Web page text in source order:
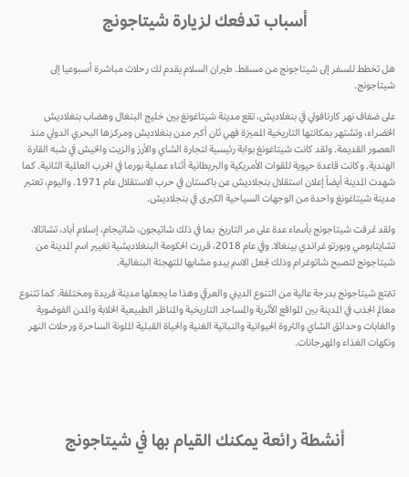
أسباب تدفعك لزيارة شيتاجونج
تخطط للسفر إلى شيتاجونج من مسقط. طيران السلام يقدم لك رحلات مباشرة أسبوعيا إلى
ضفاف نهر كارنافولي في بنغلاديش، تقع مدينة شيتاغونغ بين خليج البنغال وهضاب بنغلاديش
وتشتهر بمكانتها التاريخية المميزة فهي ثان أكبر مدن بنغلاديش ومركزها البحري الدولي منذ
القديمة. ولقد كانت شيتاغونغ بوابة رئيسية لتجارة الشاي والأرز والزيت والخيش في شبه القارة
وكانت قاعدة حيوية للقوات الأمريكية والبريطانية أثناء عملية بورما في الحرب العالمية الثانية. كما
شهدت المدينة أيضاً إعلان استقلال بنجلاديش عن باكستان في حرب الاستقلال عام 1971. واليوم، تعتبر
شيتاغونغ واحدة من الوجهات السياحية الكبرى في بنجلاديش.
عُرفت شيتاجونج بأسماء عدة على مر التاريخ بما في ذلك شاتيجون، شاتيجام، إسلام آباد، تشاتالا،
تشايتابومي وبورتو غراندي بينغالا. وفي عام 2018، قررت الحكومة البنغلاديشية تغيير اسم المدينة من
لتصبح شاتوغرام وذلك لجعل الاسم يبدو مشابها للتهجئة البنغالية.
شيتاجونج بدرجة عالية من التنوع الديني والعرقي وهذا ما يجعلها مدينة فريدة ومختلفة. كما تتنوع
الجذب في المدينة بين المواقع الأثرية والمساجد التاريخية والمناظر الطبيعية الخلابة والمدن الفوضوية
وحدائق الشاي والثروة الحيوانية والنباتية الغنية والحياة القبلية الملونة الساحرة ورحلات النهر
الغذاء والمهرجانات.
أنشطة رائعة يمكنك القيام بها في شيتاجونج